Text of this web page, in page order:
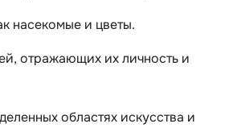
насекомые и цветы.
отражающих их личность и
областях искусства и